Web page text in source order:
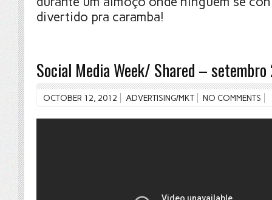
divertido pra caramba!
Social Media Week/ Shared –
OCTOBER 12, 2012 ADVERTISING/MKT NO COMMENTS